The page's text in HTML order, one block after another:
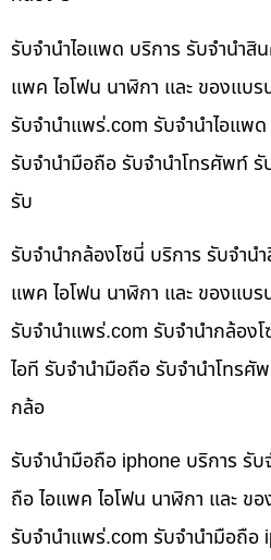
รับจำนำไอแพด บริการ รับจำนำสิ
แพค ไอโฟน นาฬิกา และ ของแบร
รับจํานําแพร่.com รับจำนำไอแพ
รับจำนำมือถือ รับจำนำโทรศัพท์
รับ
รับจำนำกล้องโซนี่ บริการ รับจำน
แพค ไอโฟน นาฬิกา และ ของแบร
รับจํานําแพร่.com รับจำนำกล้อง
ไอที รับจำนำมือถือ รับจำนำโทรศั
กล้อ
รับจำนำมือถือ iphone บริการ รับ
ถือ ไอแพค ไอโฟน นาฬิกา และ ข
รับจํานําแพร่.com รับจำนำมือถือ